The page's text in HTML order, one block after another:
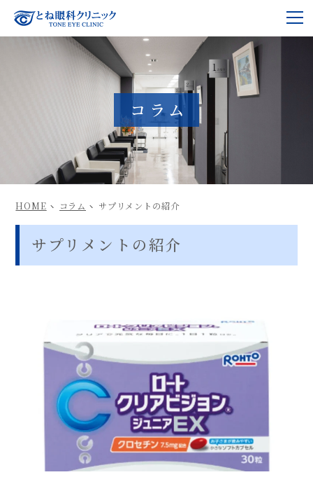
コラム
HOME コラム サプリメントの紹介
サプリメントの紹介